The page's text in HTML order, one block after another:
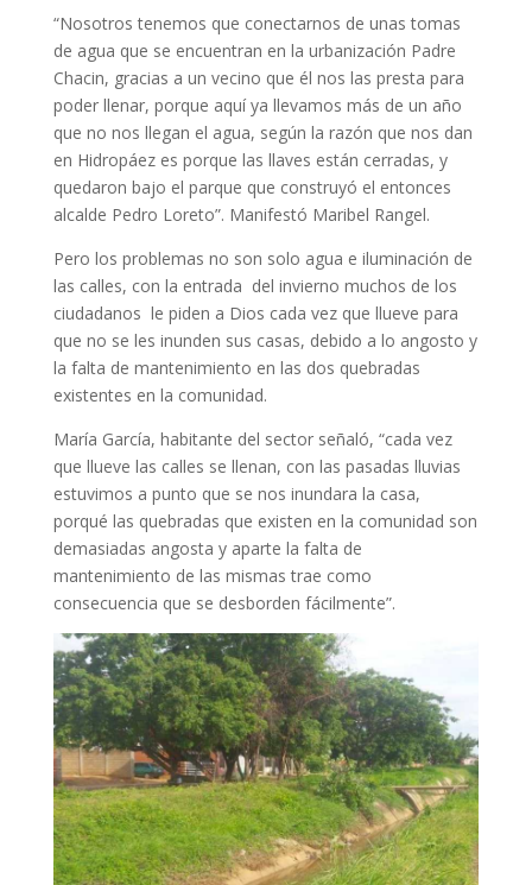
“Nosotros tenemos que conectarnos de unas tomas
de agua que se encuentran en la urbanización Padre
Chacin, gracias a un vecino que él nos las presta para
poder llenar, porque aquí ya llevamos más de un año
que no nos llegan el agua, según la razón que nos dan
en Hidropáez es porque las llaves están cerradas, y
quedaron bajo el parque que construyó el entonces
alcalde Pedro Loreto”. Manifestó Maribel Rangel.
Pero los problemas no son solo agua e iluminación de
las calles, con la entrada del invierno muchos de los
ciudadanos le piden a Dios cada vez que llueve para
que no se les inunden sus casas, debido a lo angosto y
la falta de mantenimiento en las dos quebradas
existentes en la comunidad.
María García, habitante del sector señaló, “cada vez
que llueve las calles se llenan, con las pasadas lluvias
estuvimos a punto que se nos inundara la casa,
porqué las quebradas que existen en la comunidad son
demasiadas angosta y aparte la falta de
mantenimiento de las mismas trae como
consecuencia que se desborden fácilmente”.